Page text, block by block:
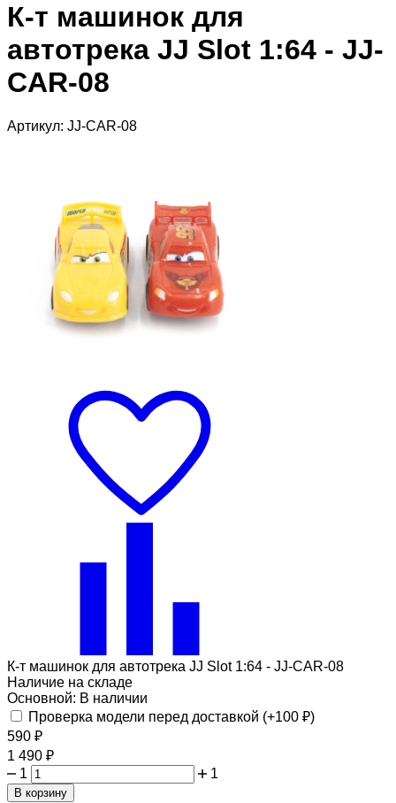
К-т машинок для
автотрека JJ Slot 1:64 - JJ-
CAR-08
Артикул: JJ-CAR-08
К-т машинок для автотрека JJ Slot 1:64 - JJ-CAR-08
Наличие на складе
Основной: В наличии
Проверка модели перед доставкой (+100 ₽)
590 ₽
1 490 ₽
1
1
В корзину